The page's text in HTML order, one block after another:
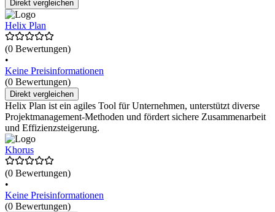
Direkt vergleichen
Helix Plan
(0 Bewertungen)
•
Keine Preisinformationen
(0 Bewertungen)
Direkt vergleichen
Helix Plan ist ein agiles Tool für Unternehmen, unterstützt diverse
Projektmanagement-Methoden und fördert sichere Zusammenarbeit
und Effizienzsteigerung.
Khorus
(0 Bewertungen)
•
Keine Preisinformationen
(0 Bewertungen)